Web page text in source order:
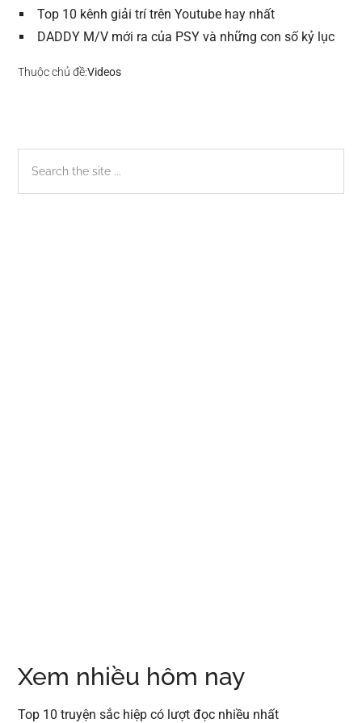
Top 10 kênh giải trí trên Youtube hay nhất
DADDY M/V mới ra của PSY và những con số kỷ lục
Thuộc chủ đề:Videos
Sidebar
chính
the
Xem nhiều hôm nay
Top 10 truyện sắc hiệp có lượt đọc nhiều nhất